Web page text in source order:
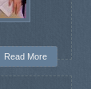
Read More